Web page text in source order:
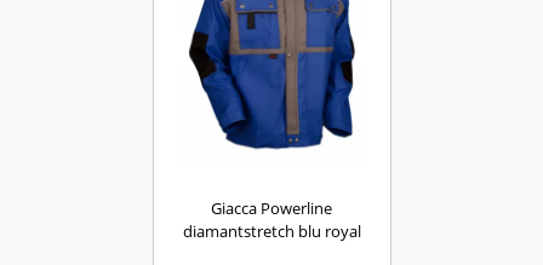
Giacca Powerline
diamantstretch blu royal